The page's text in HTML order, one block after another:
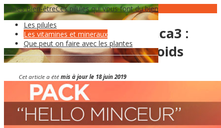
Pilules Bien-êtreCes pilules qui vous font du bien
Les pilules
Les vitamines et mineraux
Que peut on faire avec les plantes
16 Jan
Pack hello minceur Anaca3 :
idéal pour la perte de poids
Cet article a été mis à jour le 18 juin 2019